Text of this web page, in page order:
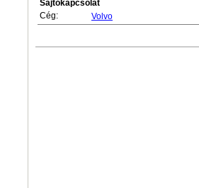
Sajtókapcsolat
Cég:
Volvo